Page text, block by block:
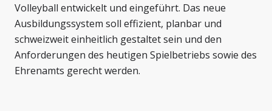
Volleyball entwickelt und eingeführt. Das neue
Ausbildungssystem soll effizient, planbar und
schweizweit einheitlich gestaltet sein und den
Anforderungen des heutigen Spielbetriebs sowie des
Ehrenamts gerecht werden.